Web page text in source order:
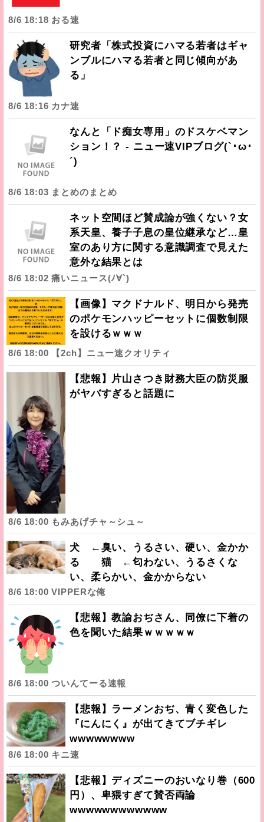
8/6 18:18 おる速
研究者「株式投資にハマる若者はギャ
ンブルにハマる若者と同じ傾向があ
る」
8/6 18:16 カナ速
なんと「ド痴女専用」のドスケベマン
ション！？ - ニュー速VIPブログ(`･ω･
´)
8/6 18:03 まとめのまとめ
ネット空間ほど賛成論が強くない？女
系天皇、養子子息の皇位継承など…皇
室のあり方に関する意識調査で見えた
意外な結果とは
8/6 18:02 痛いニュース(ﾉ∀`)
【画像】マクドナルド、明日から発売
のポケモンハッピーセットに個数制限
を設けるｗｗｗ
8/6 18:00 【2ch】ニュー速クオリティ
【悲報】片山さつき財務大臣の防災服
がヤバすぎると話題に
8/6 18:00 もみあげチャ～シュ～
犬 ←臭い、うるさい、硬い、金かか
る 猫 ←匂わない、うるさくな
い、柔らかい、金かからない
8/6 18:00 VIPPERな俺
【悲報】教諭おぢさん、同僚に下着の
色を聞いた結果ｗｗｗｗｗ
8/6 18:00 ついんてーる速報
【悲報】ラーメンおぢ、青く変色した
『にんにく』が出てきてブチギレ
wwwwwwww
8/6 18:00 キニ速
【悲報】ディズニーのおいなり巻（600
円）、卑猥すぎて賛否両論
wwwwwwwwwwww